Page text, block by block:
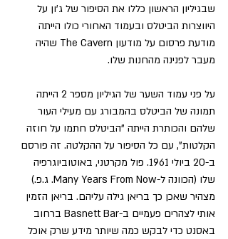
שבגיליון הראשון כללו את הסיפור של ג'ון על
היווצרות הביטלס ובעמוד האחורי כולו הייתה
מודעת פרסום על מודעון The Cavern שהיה
מעבר לפנינה מהחנות שלו.
על פני עמוד השער של הגיליון מספר 2 הייתה
תמונה של הביטלס בהמבורג עם מעילי העור
שלהם והכותרת הייתה "הביטלס חתמו על חוזה
הקלטות", עם כל הסיפור על ההקלטה. זה פורסם
ב-20 ביולי 1961. פול מקרטני, באוטוביוגרפיה
שלו (הכוונה ל-Many Years From Now. ג.פ.)
מצהיר שאכן כך בריאן גילה עליהם. בריאן הזמין
אותי לצהרים פעמיים ב-Basnett Bar ברחוב
באסנט כדי לבקש כמה שיותר מידע שרק אוכל